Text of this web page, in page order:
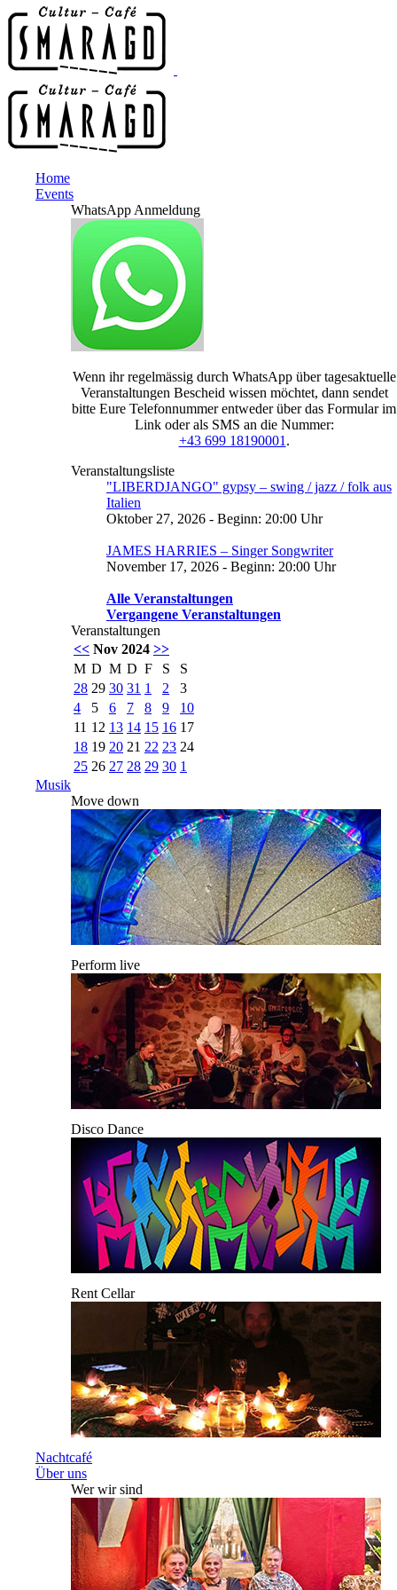
Home
Events
WhatsApp Anmeldung
Wenn ihr regelmässig durch WhatsApp über tagesaktuelle
Veranstaltungen Bescheid wissen möchtet, dann sendet
bitte Eure Telefonnummer entweder über das Formular im
Link oder als SMS an die Nummer:
+43 699 18190001 .
Veranstaltungsliste
"LIBERDJANGO" gypsy – swing / jazz / folk aus
Italien
Oktober 27, 2026 - Beginn: 20:00 Uhr
JAMES HARRIES – Singer Songwriter
November 17, 2026 - Beginn: 20:00 Uhr
Alle Veranstaltungen
Vergangene Veranstaltungen
Veranstaltungen
<< Nov 2024 >>
M D M D F S
S
28 29 30 31 1 2
3
4
5 6 7 8 9
10
11 12 13 14 15 16 17
18 19 20 21 22 23 24
25 26 27 28 29 30 1
Musik
Move down
Perform live
Disco Dance
Rent Cellar
Nachtcafé
Über uns
Wer wir sind